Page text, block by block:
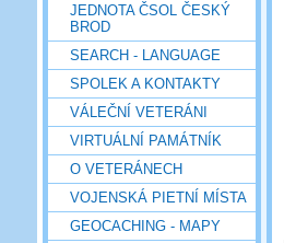
JEDNOTA ČSOL ČESKÝ
BROD
SEARCH - LANGUAGE
SPOLEK A KONTAKTY
VÁLEČNÍ VETERÁNI
VIRTUÁLNÍ PAMÁTNÍK
O VETERÁNECH
VOJENSKÁ PIETNÍ MÍSTA
GEOCACHING - MAPY